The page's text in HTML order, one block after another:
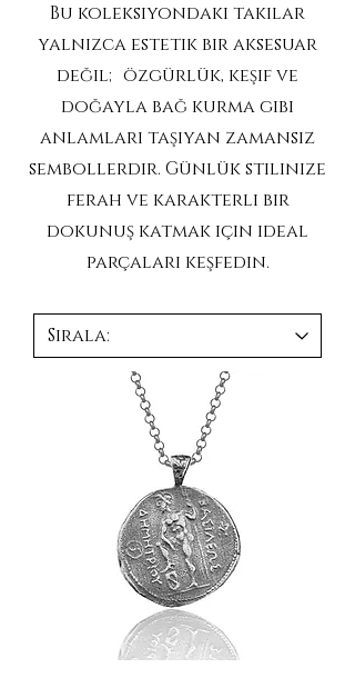
Bu koleksiyondaki takılar
yalnızca estetik bir aksesuar
değil; özgürlük, keşif ve
doğayla bağ kurma gibi
anlamları taşıyan zamansız
sembollerdir. Günlük stilinize
ferah ve karakterli bir
dokunuş katmak için ideal
parçaları keşfedin.